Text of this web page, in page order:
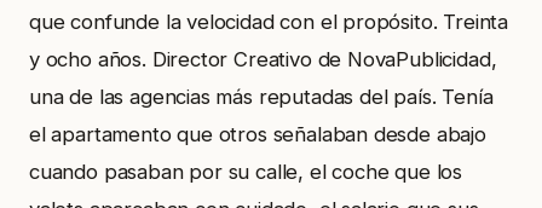
que confunde la velocidad con el propósito. Treinta
y ocho años. Director Creativo de NovaPublicidad,
una de las agencias más reputadas del país. Tenía
el apartamento que otros señalaban desde abajo
cuando pasaban por su calle, el coche que los